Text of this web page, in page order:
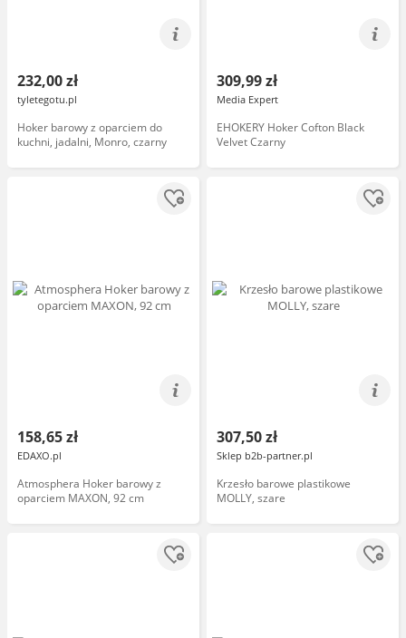
232,00 zł
tyletegotu.pl
Hoker barowy z oparciem do
kuchni, jadalni, Monro, czarny
309,99 zł
Media Expert
EHOKERY Hoker Cofton Black
Velvet Czarny
158,65 zł
EDAXO.pl
Atmosphera Hoker barowy z
oparciem MAXON, 92 cm
307,50 zł
Sklep b2b-partner.pl
Krzesło barowe plastikowe
MOLLY, szare